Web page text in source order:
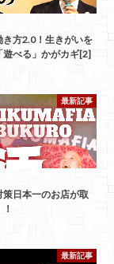
き方2.0！生きがいを
遊べる」かがカギ[2]
最新記事
策日本一のお店が取
最新記事